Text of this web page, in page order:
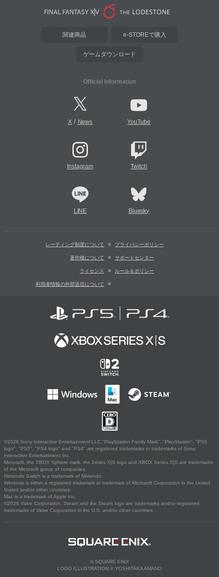
関連商品 e-STOREで購入
ゲームダウンロード
Official Information
X/ News YouTube
Instagram Twitch
LINE Bluesky
レーティング制度について プライバシーポリシー
著作権について サポートセンター
ライセンス ルール＆ポリシー
利用者情報の外部送信について
©2026 Sony Interactive Entertainment LLC."PlayStation Family Mark", "PlayStation", "PS5
logo", "PS5", "PS4 logo" and "PS4" are registered trademarks or trademarks of Sony
Interactive Entertainment Inc.
Microsoft, the XBOX Sphere mark, the Series X|S logo and XBOX Series X|S are trademarks
of the Microsoft group of companies.
Nintendo Switch is a trademark of Nintendo.
Windows is either a registered trademark or trademark of Microsoft Corporation in the United
States and/or other countries.
Mac is a trademark of Apple Inc.
©2026 Valve Corporation. Steam and the Steam logo are trademarks and/or registered
trademarks of Valve Corporation in the U.S. and/or other countries.
© SQUARE ENIX
LOGO ILLUSTRATION:© YOSHITAKA AMANO